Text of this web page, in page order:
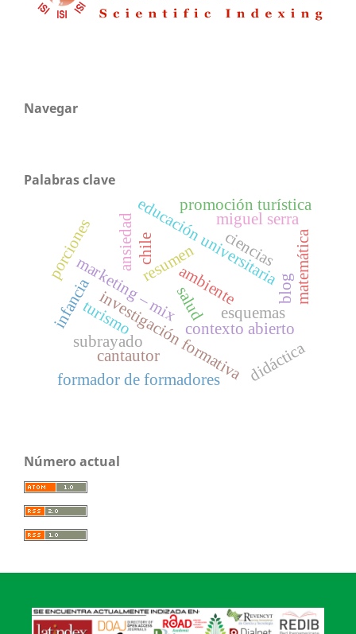
Navegar
Palabras clave
subrayado
salud
ambiente
educación universitaria
contexto abierto
investigación formativa
formador de formadores
chile
resumen
esquemas
ciencias
marketing – mix
promoción turística
turismo
didáctica
blog
porciones matemática
miguel serra
cantautor
infancia
ansiedad
Número actual